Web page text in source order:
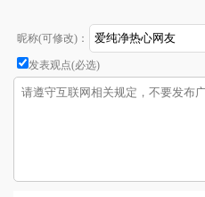
昵称(可修改)：
发表观点(必选)